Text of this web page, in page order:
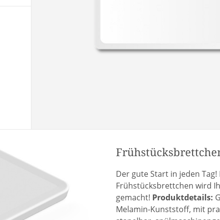
Der gute Start in jeden
Frühstücksbrettchen wird
gemacht! Produktdetails:
Melamin-Kunststoff, mit